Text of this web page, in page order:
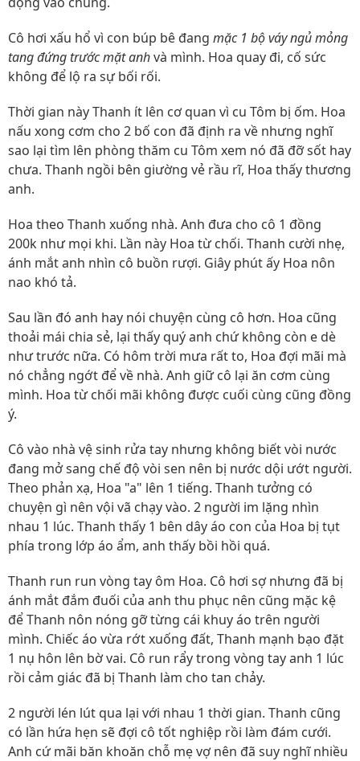
Cô hơi xấu hổ vì con búp bê đang mặc 1 bộ váy ngủ mỏng
tang đứng trước mặt anhvà mình. Hoa quay đi, cố sức
không để lộ ra sự bối rối.
Thời gian này Thanh ít lên cơ quan vì cu Tôm bị ốm. Hoa
nấu xong cơm cho 2 bố con đã định ra về nhưng nghĩ
sao lại tìm lên phòng thăm cu Tôm xem nó đã đỡ sốt hay
chưa. Thanh ngồi bên giường vẻ rầu rĩ, Hoa thấy thương
anh.
Hoa theo Thanh xuống nhà. Anh đưa cho cô 1 đồng
200k như mọi khi. Lần này Hoa từ chối. Thanh cười nhẹ,
ánh mắt anh nhìn cô buồn rượi. Giây phút ấy Hoa nôn
nao khó tả.
Sau lần đó anh hay nói chuyện cùng cô hơn. Hoa cũng
thoải mái chia sẻ, lại thấy quý anh chứ không còn e dè
như trước nữa. Có hôm trời mưa rất to, Hoa đợi mãi mà
nó chẳng ngớt để về nhà. Anh giữ cô lại ăn cơm cùng
mình. Hoa từ chối mãi không được cuối cùng cũng đồng
ý.
Cô vào nhà vệ sinh rửa tay nhưng không biết vòi nước
đang mở sang chế độ vòi sen nên bị nước dội ướt người.
Theo phản xạ, Hoa "a" lên 1 tiếng. Thanh tưởng có
chuyện gì nên vội vã chạy vào. 2 người im lặng nhìn
nhau 1 lúc. Thanh thấy 1 bên dây áo con của Hoa bị tụt
phía trong lớp áo ẩm, anh thấy bồi hồi quá.
Thanh run run vòng tay ôm Hoa. Cô hơi sợ nhưng đã bị
ánh mắt đắm đuối của anh thu phục nên cũng mặc kệ
để Thanh nôn nóng gỡ từng cái khuy áo trên người
mình. Chiếc áo vừa rớt xuống đất, Thanh mạnh bạo đặt
1 nụ hôn lên bờ vai. Cô run rẩy trong vòng tay anh 1 lúc
rồi cảm giác đã bị Thanh làm cho tan chảy.
2 người lén lút qua lại với nhau 1 thời gian. Thanh cũng
có lần hứa hẹn sẽ đợi cô tốt nghiệp rồi làm đám cưới.
Anh cứ mãi băn khoăn chỗ mẹ vợ nên đã suy nghĩ nhiều